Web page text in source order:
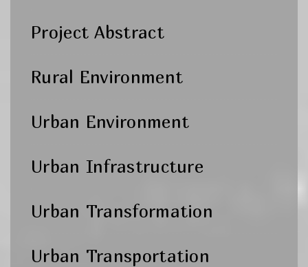
Project Abstract
Rural Environment
Urban Environment
Urban Infrastructure
Urban Transformation
Urban Transportation